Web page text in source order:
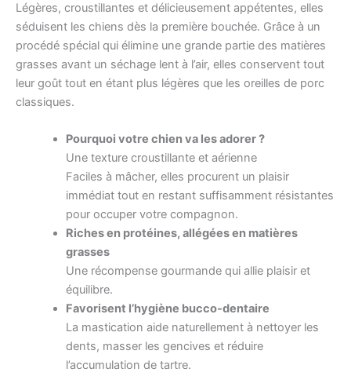
Légères, croustillantes et délicieusement appétentes, elles
séduisent les chiens dès la première bouchée. Grâce à un
procédé spécial qui élimine une grande partie des matières
grasses avant un séchage lent à l’air, elles conservent tout
leur goût tout en étant plus légères que les oreilles de porc
classiques.
Pourquoi votre chien va les adorer ?
Une texture croustillante et aérienne
Faciles à mâcher, elles procurent un plaisir
immédiat tout en restant suffisamment résistantes
pour occuper votre compagnon.
Riches en protéines, allégées en matières
grasses
Une récompense gourmande qui allie plaisir et
équilibre.
Favorisent l’hygiène bucco-dentaire
La mastication aide naturellement à nettoyer les
dents, masser les gencives et réduire
l’accumulation de tartre.